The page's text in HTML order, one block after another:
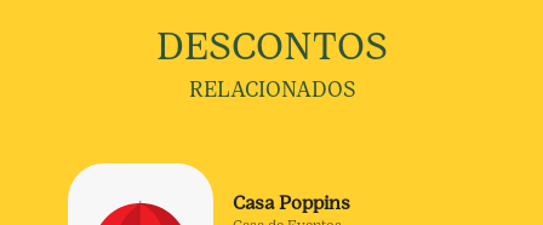
DESCONTOS
RELACIONADOS
Casa Poppins